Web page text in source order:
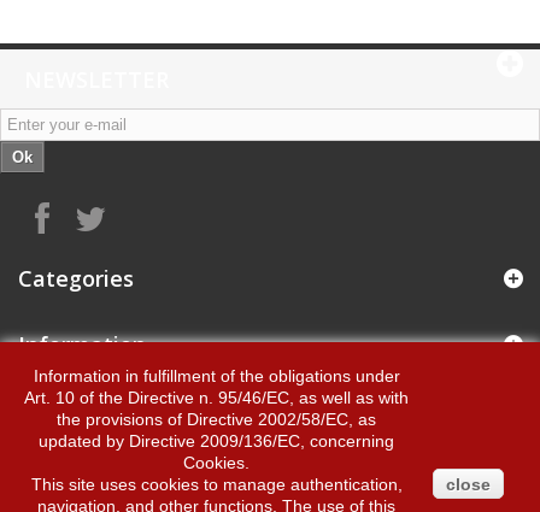
Ok
Categories
Information
Byvino s.n.c.
Information in fulfillment of the obligations under
Art. 10 of the Directive n. 95/46/EC, as well as with
the provisions of Directive 2002/58/EC, as
updated by Directive 2009/136/EC, concerning
Cookies.
This site uses cookies to manage authentication,
navigation, and other functions. The use of this
close
My account